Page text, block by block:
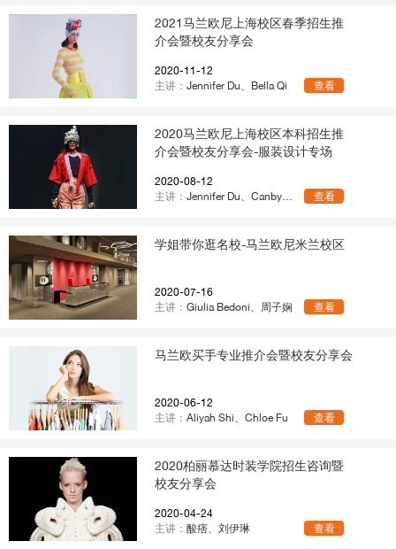
2021马兰欧尼上海校区春季招生推
介会暨校友分享会
2020-11-12
主讲： Jennifer Du、Bella Qi 查看
2020马兰欧尼上海校区本科招生推
介会暨校友分享会-服装设计专场
2020-08-12
主讲： Jennifer Du、Canby Wang 查看
学姐带你逛名校-马兰欧尼米兰校区
2020-07-16
主讲： Giulia Bedoni、周子娴 查看
马兰欧买手专业推介会暨校友分享会
2020-06-12
主讲： Aliyah Shi、Chloe Fu 查看
2020柏丽慕达时装学院招生咨询暨
校友分享会
2020-04-24
主讲： 酸痞、刘伊琳 查看